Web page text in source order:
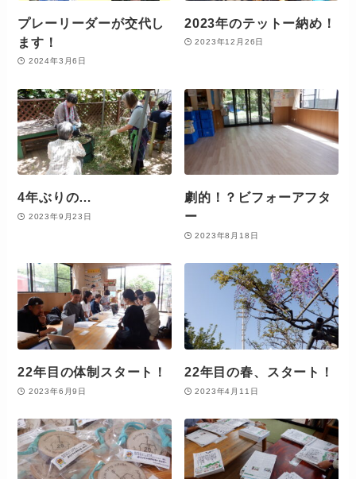
プレーリーダーが交代し
ます！
2024年3月6日
2023年のテットー納め！
2023年12月26日
4年ぶりの…
2023年9月23日
劇的！？ビフォーアフタ
ー
2023年8月18日
22年目の体制スタート！
2023年6月9日
22年目の春、スタート！
2023年4月11日